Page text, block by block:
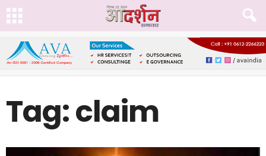
Tag: claim